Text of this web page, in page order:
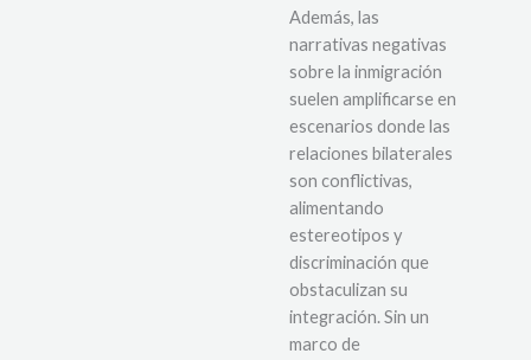
Además, las
narrativas negativas
sobre la inmigración
suelen amplificarse en
escenarios donde las
relaciones bilaterales
son conflictivas,
alimentando
estereotipos y
discriminación que
obstaculizan su
integración. Sin un
marco de